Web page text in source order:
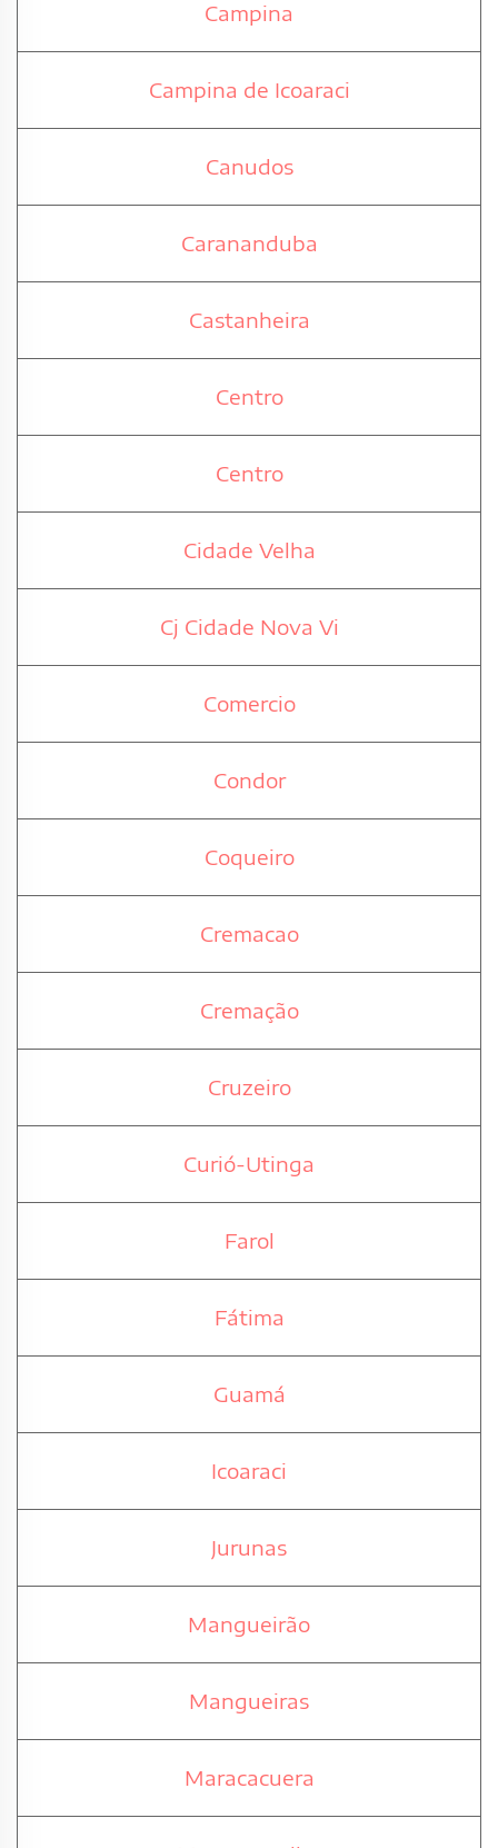
Campina
Campina de Icoaraci
Canudos
Carananduba
Castanheira
Centro
Centro
Cidade Velha
Cj Cidade Nova Vi
Comercio
Condor
Coqueiro
Cremacao
Cremação
Cruzeiro
Curió-Utinga
Farol
Fátima
Guamá
Icoaraci
Jurunas
Mangueirão
Mangueiras
Maracacuera